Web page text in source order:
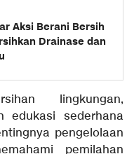
Aksi Berani Bersih
Drainase dan
lingkungan,
edukasi sederhana
pengelolaan
pemilahan